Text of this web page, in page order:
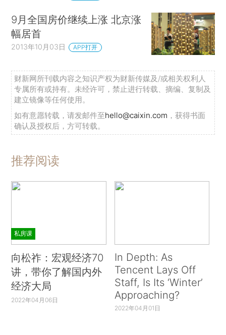
9月全国房价继续上涨 北京涨
幅居首
2013年10月03日 APP打开
财新网所刊载内容之知识产权为财新传媒及/或相关权利人
专属所有或持有。未经许可，禁止进行转载、摘编、复制及
建立镜像等任何使用。
如有意愿转载，请发邮件至hello@caixin.com ，获得书面
确认及授权后，方可转载。
推荐阅读
私房课
向松祚：宏观经济70
讲，带你了解国内外
经济大局
2022年04月06日
In Depth: As
Tencent Lays Off
Staff, Is Its ‘Winter’
Approaching?
2022年04月01日